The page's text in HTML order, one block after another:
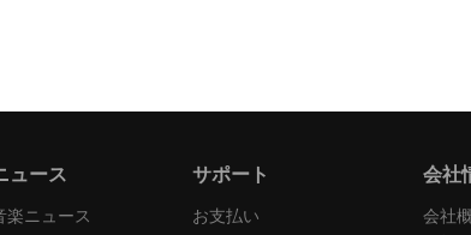
ュース
楽ニュース
サポート
お支払い
会社
会社